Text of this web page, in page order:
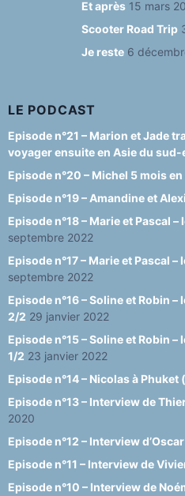
o
o
k
m
Et après 15 mars
Scooter Road Trip
Je reste 6
LE PODCAST
Episode n°21 – Marion et Jade
voyager ensuite en Asie du sud-
Episode n°20 – Michel 5 mois
Episode n°19 – Amandine et
Episode n°18 – Marie et Pascal
septembre 2022
Episode n°17 – Marie et Pascal
septembre 2022
Episode n°16 – Soline et Robin
2/2 29 janvier 2022
Episode n°15 – Soline et Robin
1/2 23 janvier 2022
Episode n°14 – Nicolas à
Episode n°13 – Interview de
2020
Episode n°12 – Interview
Episode n°11 – Interview de
Episode n°10 – Interview de